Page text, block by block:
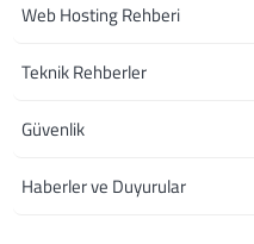
Web Hosting Rehberi
Teknik Rehberler
Güvenlik
Haberler ve Duyurular